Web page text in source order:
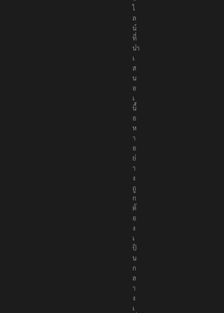
ไ
ล
น์
ที่
นำ
เ
ส
น
อ
เ
นื้
อ
ห
า
อ
ย่
า
ง
ถู
ก
ต้
อ
ง
เ
ป็
น
ก
ล
า
ง
เ